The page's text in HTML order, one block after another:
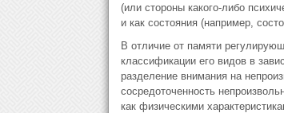
(или стороны какого-либо
и как состояния (например,
В отличие от памяти
классификации его видов в
разделение внимания на
сосредоточенность
как физическими